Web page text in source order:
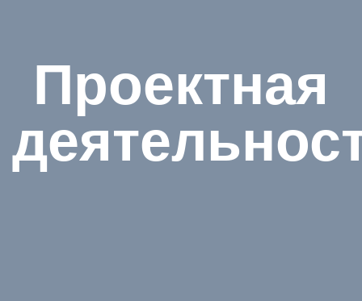
Проектная